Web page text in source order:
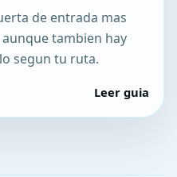
de entrada mas
tambien hay
segun tu ruta.
Leer guia